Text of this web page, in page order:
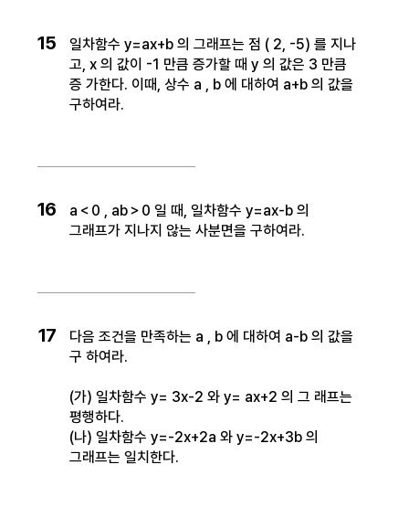
15
일차함수 y=ax+b 의 그래프는 점 ( 2, -5) 를 지나
고, x 의 값이 -1 만큼 증가할 때 y 의 값은 3 만큼
증 가한다. 이때, 상수 a , b 에 대하여 a+b 의 값을
구하여라.
16
a＜0 , ab＞0 일 때, 일차함수 y=ax-b 의
그래프가 지나지 않는 사분면을 구하여라.
17
다음 조건을 만족하는 a , b 에 대하여 a-b 의 값을
구 하여라.
(가) 일차함수 y= 3x-2 와 y= ax+2 의 그 래프는
평행하다.
(나) 일차함수 y=-2x+2a 와 y=-2x+3b 의
그래프는 일치한다.